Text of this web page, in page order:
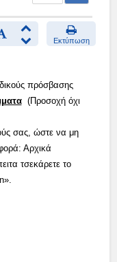
Εκτύπωση
πρόσβασης
(Προσοχή όχι
σας, ώστε να μη
Αρχικά
τσεκάρετε το